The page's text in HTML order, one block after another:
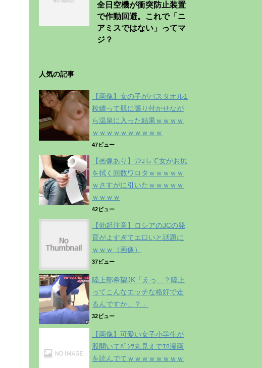
全日空機が衝突防止装置
で作動回避。これで「ニ
アミスではない」ってマ
ジ？
人気の記事
【画像】女の子がバスタオル1
枚纏って肌に張り付かせなが
ら温泉に入った結果ｗｗｗｗ
ｗｗｗｗｗｗｗｗｗｗ
47ビュー
【画像あり】ｳﾝｺして女がお尻
を拭く回数ワロタｗｗｗｗｗ
ｗさすがに引いたｗｗｗｗｗ
ｗｗｗｗ
42ビュー
【勃起注意】ロシアのJCの発
育がよすぎてエ口いと話題に
ｗｗｗ（画像）
37ビュー
陸上部希望JK「えっ…？陸上
ってこんなエッチな格好で走
るんですか…？」
32ビュー
【画像】可愛い女子小学生が
股開いてﾊﾟﾝﾂ丸見えでｴﾛ漫画
を読んでてｗｗｗｗｗｗｗｗ